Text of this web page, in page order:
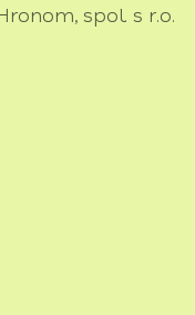
spol. s r.o.